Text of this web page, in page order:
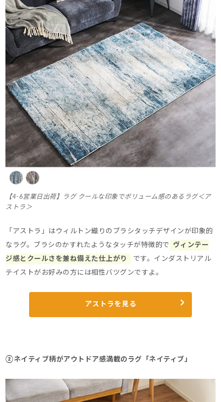
【4-6営業日出荷】ラグ クールな印象でボリューム感のあるラグ＜ア
ストラ＞
「アストラ」はウィルトン織りのブラシタッチデザインが印象的
なラグ。
ブラシのかすれたようなタッチが特徴的で
ヴィンテー
ジ感とクールさを兼ね備えた仕上がり
です。 インダストリアル
テイストがお好みの方には相性バツグンですよ。
アストラを見る
②ネイティブ柄がアウトドア感満載のラグ「ネイティブ」